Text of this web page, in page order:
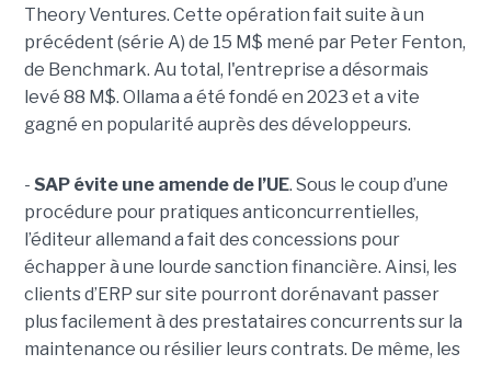
Theory Ventures. Cette opération fait suite à un
précédent (série A) de 15 M$ mené par Peter Fenton,
de Benchmark. Au total, l'entreprise a désormais
levé 88 M$. Ollama a été fondé en 2023 et a vite
gagné en popularité auprès des développeurs.
- SAP évite une amende de l’UE. Sous le coup d’une
procédure pour pratiques anticoncurrentielles,
l’éditeur allemand a fait des concessions pour
échapper à une lourde sanction financière. Ainsi, les
clients d’ERP sur site pourront dorénavant passer
plus facilement à des prestataires concurrents sur la
maintenance ou résilier leurs contrats. De même, les